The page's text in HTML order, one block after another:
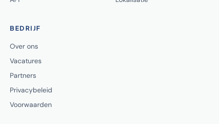
BEDRIJF
Over ons
Vacatures
Partners
Privacybeleid
Voorwaarden